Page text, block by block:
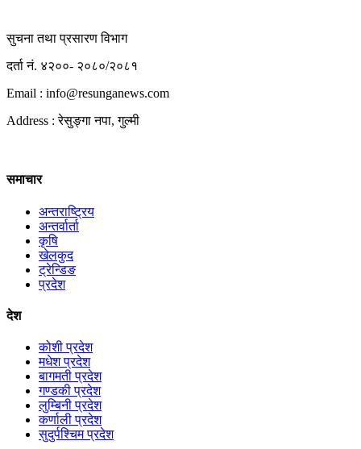
सुचना तथा प्रसारण विभाग
दर्ता नं. ४२००- २०८०/२०८१
Email : info@resunganews.com
Address : रेसुङ्गा नपा, गुल्मी
समाचार
अन्तराष्ट्रिय
अन्तर्वार्ता
कृषि
खेलकुद
ट्रेन्डिङ
प्रदेश
देश
कोशी प्रदेश
मधेश प्रदेश
बागमती प्रदेश
गण्डकी प्रदेश
लुम्बिनी प्रदेश
कर्णाली प्रदेश
सुदुर्पश्चिम प्रदेश